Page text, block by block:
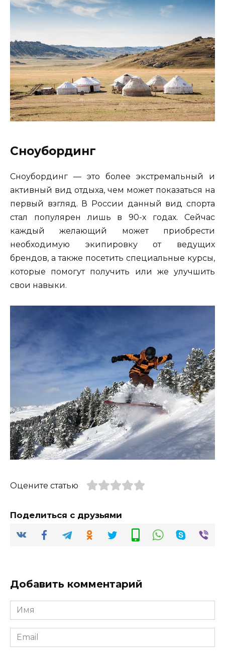
Сноубординг
Сноубординг — это более экстремальный и
активный вид отдыха, чем может показаться на
первый взгляд. В России данный вид спорта
стал популярен лишь в 90-х годах. Сейчас
каждый желающий может приобрести
необходимую экипировку от ведущих
брендов, а также посетить специальные курсы,
которые помогут получить или же улучшить
свои навыки.
Оцените статью
Поделиться с друзьями
Добавить комментарий
Имя
*
Email
*